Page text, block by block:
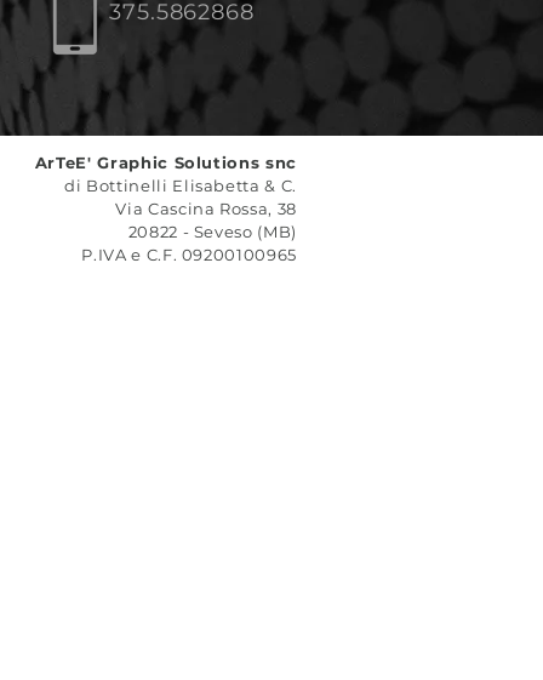
375.5862868
ArTeE' Graphic Solutions snc
di Bottinelli Elisabetta & C.
Via Cascina Rossa, 38
20822 - Seveso (MB)
P.IVA e C.F. 09200100965